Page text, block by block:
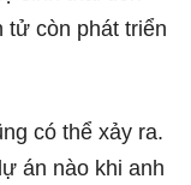
tử còn phát triển
có thể xảy ra.
án nào khi anh